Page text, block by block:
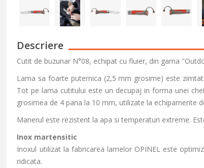
Descriere
Cutit de buzunar N°08, echipat cu fluier, din gama
Lama sa foarte puternica (2,5 mm grosime) este
Tot pe lama cutitului este un decupaj in forma unei
grosimea de 4 pana la 10 mm, utilizate la echipamente
Manerul este rezistent la apa si temperaturi extreme.
Inox martensitic
Inoxul utilizat la fabricarea lamelor OPINEL este
ridicata.